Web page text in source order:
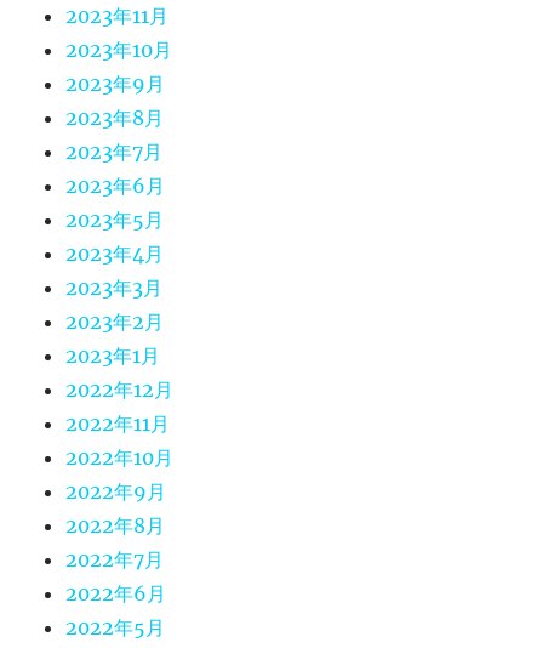
2023年11月
2023年10月
2023年9月
2023年8月
2023年7月
2023年6月
2023年5月
2023年4月
2023年3月
2023年2月
2023年1月
2022年12月
2022年11月
2022年10月
2022年9月
2022年8月
2022年7月
2022年6月
2022年5月